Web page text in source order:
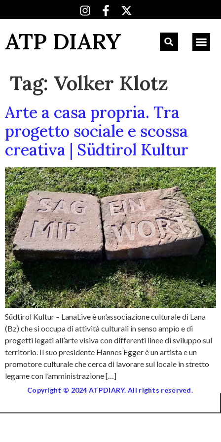
ATP DIARY
Tag: Volker Klotz
Arte a casa propria. Tra
progetto sociale e scossa
creativa | Südtirol Kultur
Südtirol Kultur – LanaLive è un’associazione culturale di Lana
(Bz) che si occupa di attività culturali in senso ampio e di
progetti legati all’arte visiva con differenti linee di sviluppo sul
territorio. Il suo presidente Hannes Egger è un artista e un
promotore culturale che cerca di lavorare sul locale in stretto
legame con l’amministrazione […]
Copyright © 2024 ATPDIARY. All rights reserved.